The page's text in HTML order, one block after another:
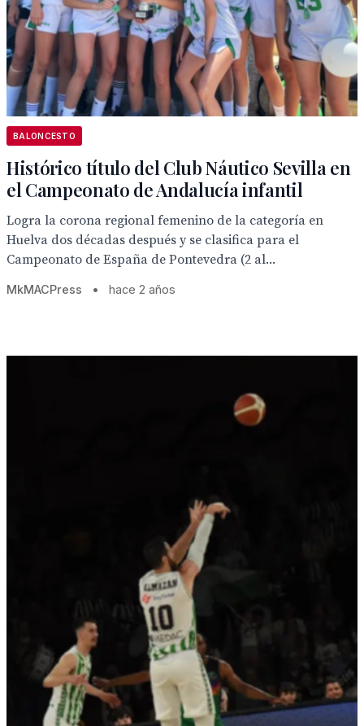
BALONCESTO
Histórico título del Club Náutico Sevilla en
el Campeonato de Andalucía infantil
Logra la corona regional femenino de la categoría en
Huelva dos décadas después y se clasifica para el
Campeonato de España de Pontevedra (2 al...
MkMACPress • hace 2 años